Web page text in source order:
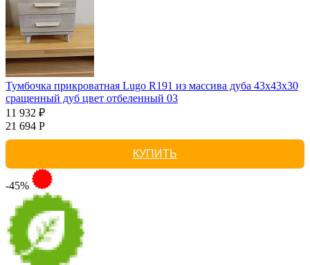
Тумбочка прикроватная Lugo R191 из массива дуба 43х43х30
сращенный дуб цвет отбеленный 03
11 932 ₽
21 694 Р
КУПИТЬ
-45%